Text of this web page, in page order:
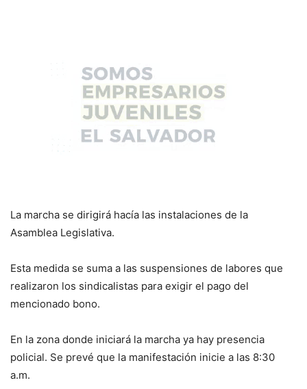
La marcha se dirigirá hacía las instalaciones de la
Asamblea Legislativa.
Esta medida se suma a las suspensiones de labores que
realizaron los sindicalistas para exigir el pago del
mencionado bono.
En la zona donde iniciará la marcha ya hay presencia
policial. Se prevé que la manifestación inicie a las 8:30
a.m.